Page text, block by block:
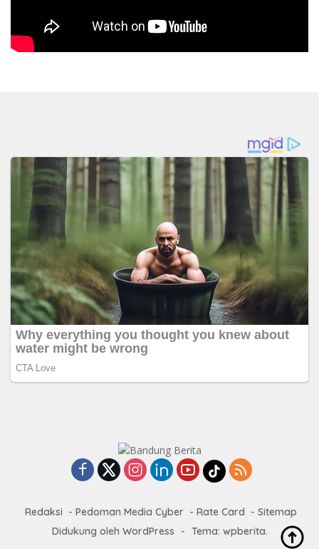
Redaksi Pedoman Media Cyber Rate Card
Sitemap
Didukung oleh WordPress
- Tema: wpberita.